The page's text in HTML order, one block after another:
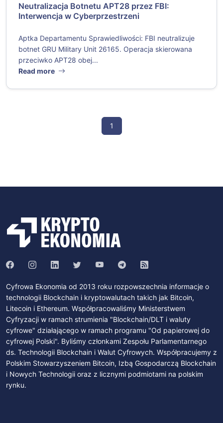
Neutralizacja Botnetu APT28 przez FBI:
Interwencja w Cyberprzestrzeni
Aptka Departamentu Sprawiedliwości: FBI neutralizuje
botnet GRU Military Unit 26165. Operacja skierowana
przeciwko APT28 obej...
Read more
1
Cyfrowa Ekonomia od 2013 roku rozpowszechnia informacje o
technologii Blockchain i kryptowalutach takich jak Bitcoin,
Litecoin i Ethereum. Współpracowaliśmy Ministerstwem
Cyfryzacji w ramach strumienia "Blockchain/DLT i waluty
cyfrowe" działającego w ramach programu "Od papierowej do
cyfrowej Polski". Byliśmy członkami Zespołu Parlamentarnego
ds. Technologii Blockchain i Walut Cyfrowych. Współpracujemy z
Polskim Stowarzyszeniem Bitcoin, Izbą Gospodarczą Blockchain
i Nowych Technologii oraz z licznymi podmiotami na polskim
rynku.